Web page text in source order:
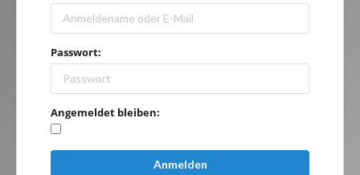
Passwort:
Angemeldet bleiben:
Anmelden